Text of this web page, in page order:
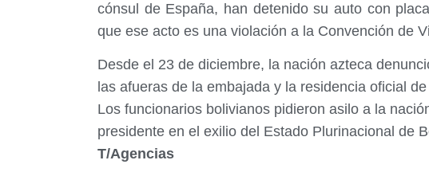
cónsul de España, han detenido su auto con
que ese acto es una violación a la Convención de
Desde el 23 de diciembre, la nación azteca
las afueras de la embajada y la residencia oficial
Los funcionarios bolivianos pidieron asilo a la
presidente en el exilio del Estado Plurinacional de
T/Agencias